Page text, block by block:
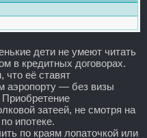
дети не умеют читать
в кредитных договорах.
что её ставят
аэропорту — без визы
затеей, не смотря на
ипотеке.
по краям лопаточкой или